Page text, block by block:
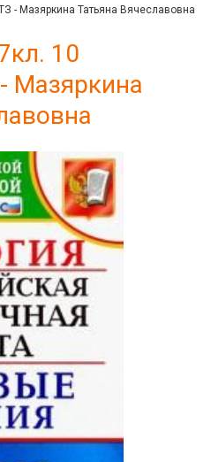
- Мазяркина Татьяна Вячеславовна
10
Мазяркина